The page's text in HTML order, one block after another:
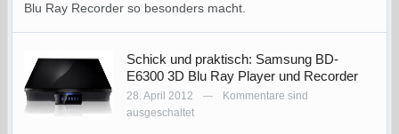
Blu Ray Recorder so besonders macht.
Schick und praktisch: Samsung BD-
E6300 3D Blu Ray Player und Recorder
28. April 2012 —
Kommentare sind
ausgeschaltet